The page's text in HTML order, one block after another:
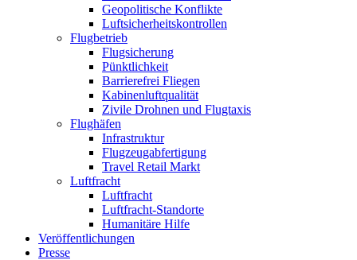
Geopolitische Konflikte
Luftsicherheitskontrollen
Flugbetrieb
Flugsicherung
Pünktlichkeit
Barrierefrei Fliegen
Kabinenluftqualität
Zivile Drohnen und Flugtaxis
Flughäfen
Infrastruktur
Flugzeugabfertigung
Travel Retail Markt
Luftfracht
Luftfracht
Luftfracht-Standorte
Humanitäre Hilfe
Veröffentlichungen
Presse